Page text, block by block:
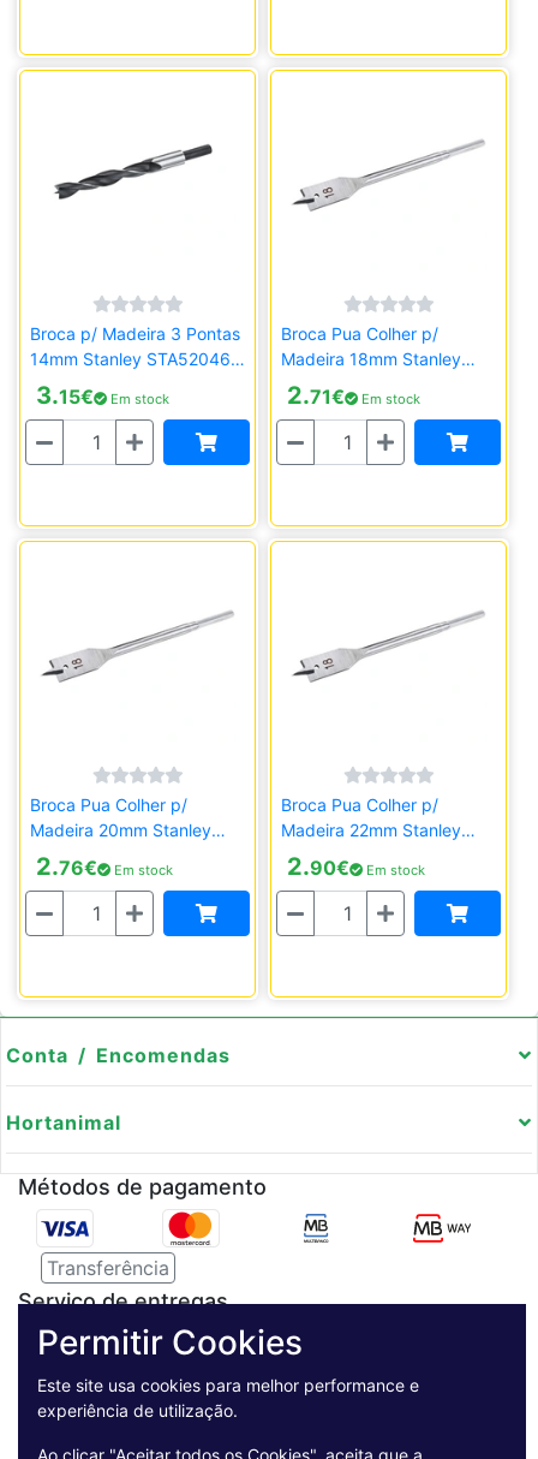
Broca p/ Madeira 3 Pontas
14mm Stanley STA52046-
QZ
3.15€ Em stock
Quantidade
Broca Pua Colher p/
Madeira 18mm Stanley
STA52030-QZ
2.71€ Em stock
Quantidade
Broca Pua Colher p/
Madeira 20mm Stanley
STA52035-QZ
2.76€ Em stock
Quantidade
Broca Pua Colher p/
Madeira 22mm Stanley
STA52040-QZ
2.90€ Em stock
Quantidade
Conta / Encomendas
Hortanimal
Métodos de pagamento
Transferência
Serviço de entregas
Pagamento Seguro
Permitir Cookies
Este site usa cookies para melhor performance e
experiência de utilização.
Ao clicar "Aceitar todos os Cookies", aceita que a